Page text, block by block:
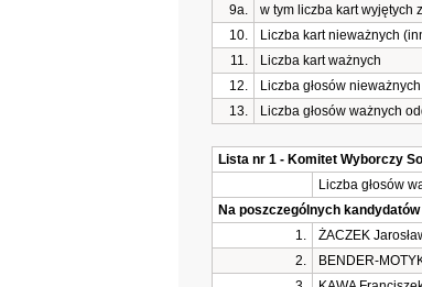
9a.
w tym liczba kart wyjętych
10.
Liczba kart nieważnych
11.
Liczba kart ważnych
12.
Liczba głosów
13.
Liczba głosów ważnych
Lista nr 1 - Komitet Wyborczy
Liczba głosów
Na poszczególnych
1.
ŻACZEK
2.
BENDER-